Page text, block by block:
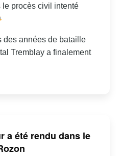
procès civil intenté
des années de bataille
Tremblay a finalement
a été rendu dans le